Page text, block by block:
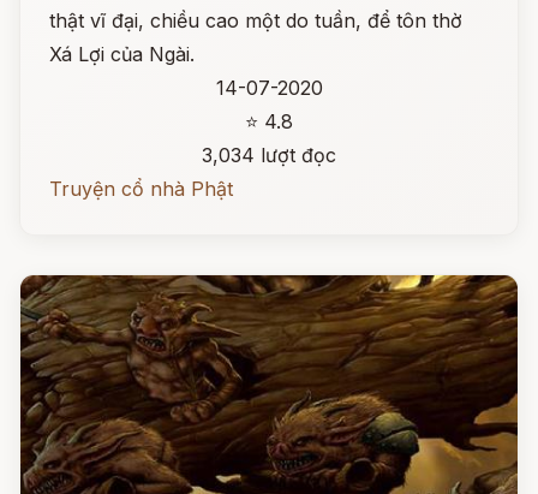
thật vĩ đại, chiều cao một do tuần, để tôn thờ
Xá Lợi của Ngài.
14-07-2020
⭐ 4.8
3,034 lượt đọc
Truyện cổ nhà Phật